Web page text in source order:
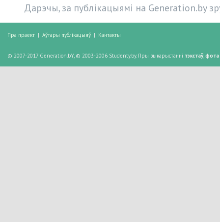
Дарэчы, за публікацыямі на Generation.by
Пра праект | Аўтары публікацыяў | Кантакты
© 2007-2017 Generation.bY, © 2003-2006 Studenty.by. Пры выкарыстанні тэкстаў,фота